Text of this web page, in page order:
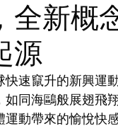
全新概
源
快速竄升的新興運
如同海鷗般展翅飛
運動帶來的愉悅快